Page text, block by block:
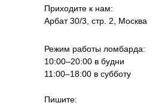
Режим работы ломбарда:
10:00–20:00 в будни
11:00–18:00 в субботу
Приходите к нам:
Арбат 30/3, стр. 2, Москва
Пишите: